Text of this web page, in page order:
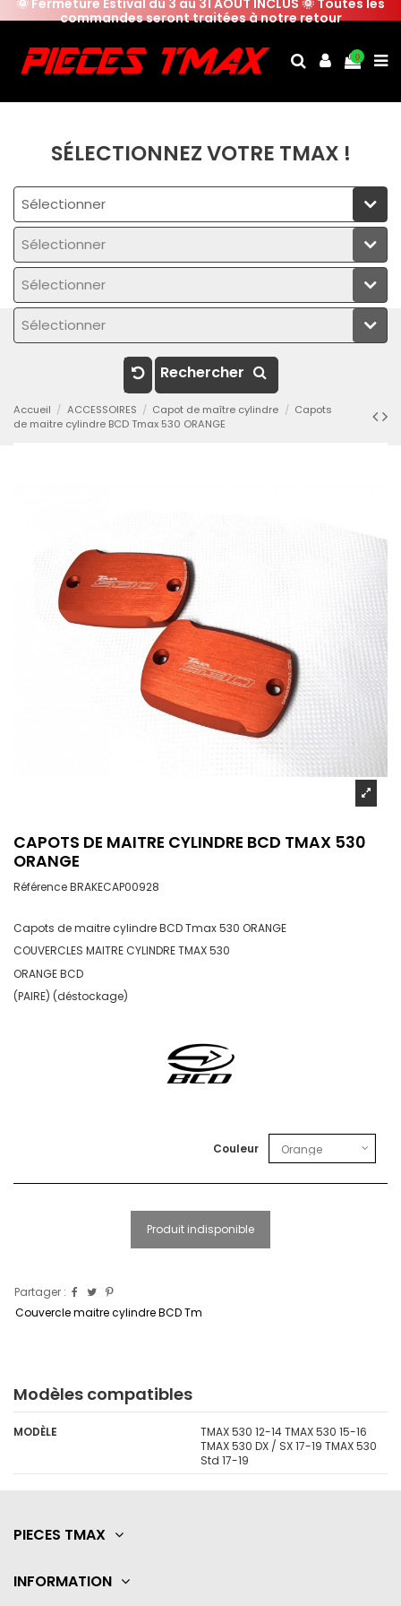
commandes seront traitées à notre retour
0
SÉLECTIONNEZ VOTRE TMAX !
Sélectionner
Sélectionner
Sélectionner
Sélectionner
Rechercher
Accueil ACCESSOIRES Capot de maître cylindre
Capots
de maitre cylindre BCD Tmax 530 ORANGE
CAPOTS DE MAITRE CYLINDRE BCD TMAX 530
ORANGE
RéférenceBRAKECAP00928
Capots de maitre cylindre BCD Tmax 530 ORANGE
COUVERCLES MAITRE CYLINDRE TMAX 530
ORANGE BCD
(PAIRE) (déstockage)
Couleur
Produit indisponible
Partager :
Couvercle maitre cylindre BCD Tm
Modèles compatibles
MODÈLE
TMAX 530 12-14 TMAX 530 15-16
TMAX 530 DX / SX 17-19 TMAX 530
Std 17-19
PIECES TMAX
INFORMATION